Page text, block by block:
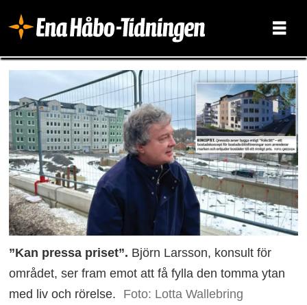
”Kan pressa priset”. Björn Larsson, konsult för
området, ser fram emot att få fylla den tomma ytan
med liv och rörelse.
Foto: Lotta Wallebring